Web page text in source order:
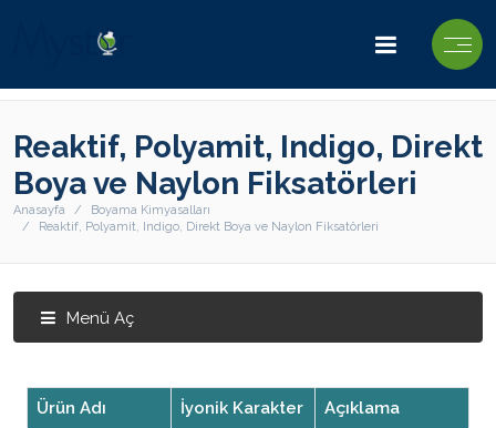
Reaktif, Polyamit, Indigo, Direkt
Boya ve Naylon Fiksatörleri
Anasayfa
Boyama Kimyasalları
Reaktif, Polyamit, Indigo, Direkt Boya ve Naylon Fiksatörleri
Menü Aç
Ürün Adı İyonik Karakter Açıklama